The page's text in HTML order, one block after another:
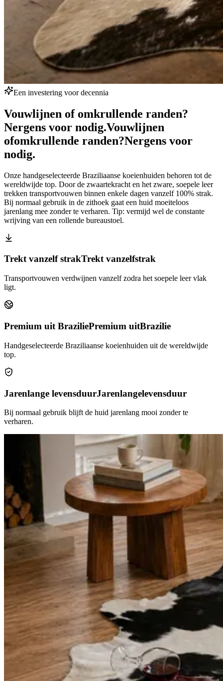
Een investering voor decennia
Vouwlijnen of omkrullende randen?
Nergens voor nodig.Vouwlijnen
ofomkrullende randen?Nergens voor
nodig.
Onze handgeselecteerde Braziliaanse koeienhuiden behoren tot de
wereldwijde top. Door de zwaartekracht en het zware, soepele leer
trekken transportvouwen binnen enkele dagen vanzelf 100% strak.
Bij normaal gebruik in de zithoek gaat een huid moeiteloos
jarenlang mee zonder te verharen. Tip: vermijd wel de constante
wrijving van een rollende bureaustoel.
Trekt vanzelf strakTrekt vanzelfstrak
Transportvouwen verdwijnen vanzelf zodra het soepele leer vlak
ligt.
Premium uit BraziliePremium uitBrazilie
Handgeselecteerde Braziliaanse koeienhuiden uit de wereldwijde
top.
Jarenlange levensduurJarenlangelevensduur
Bij normaal gebruik blijft de huid jarenlang mooi zonder te
verharen.